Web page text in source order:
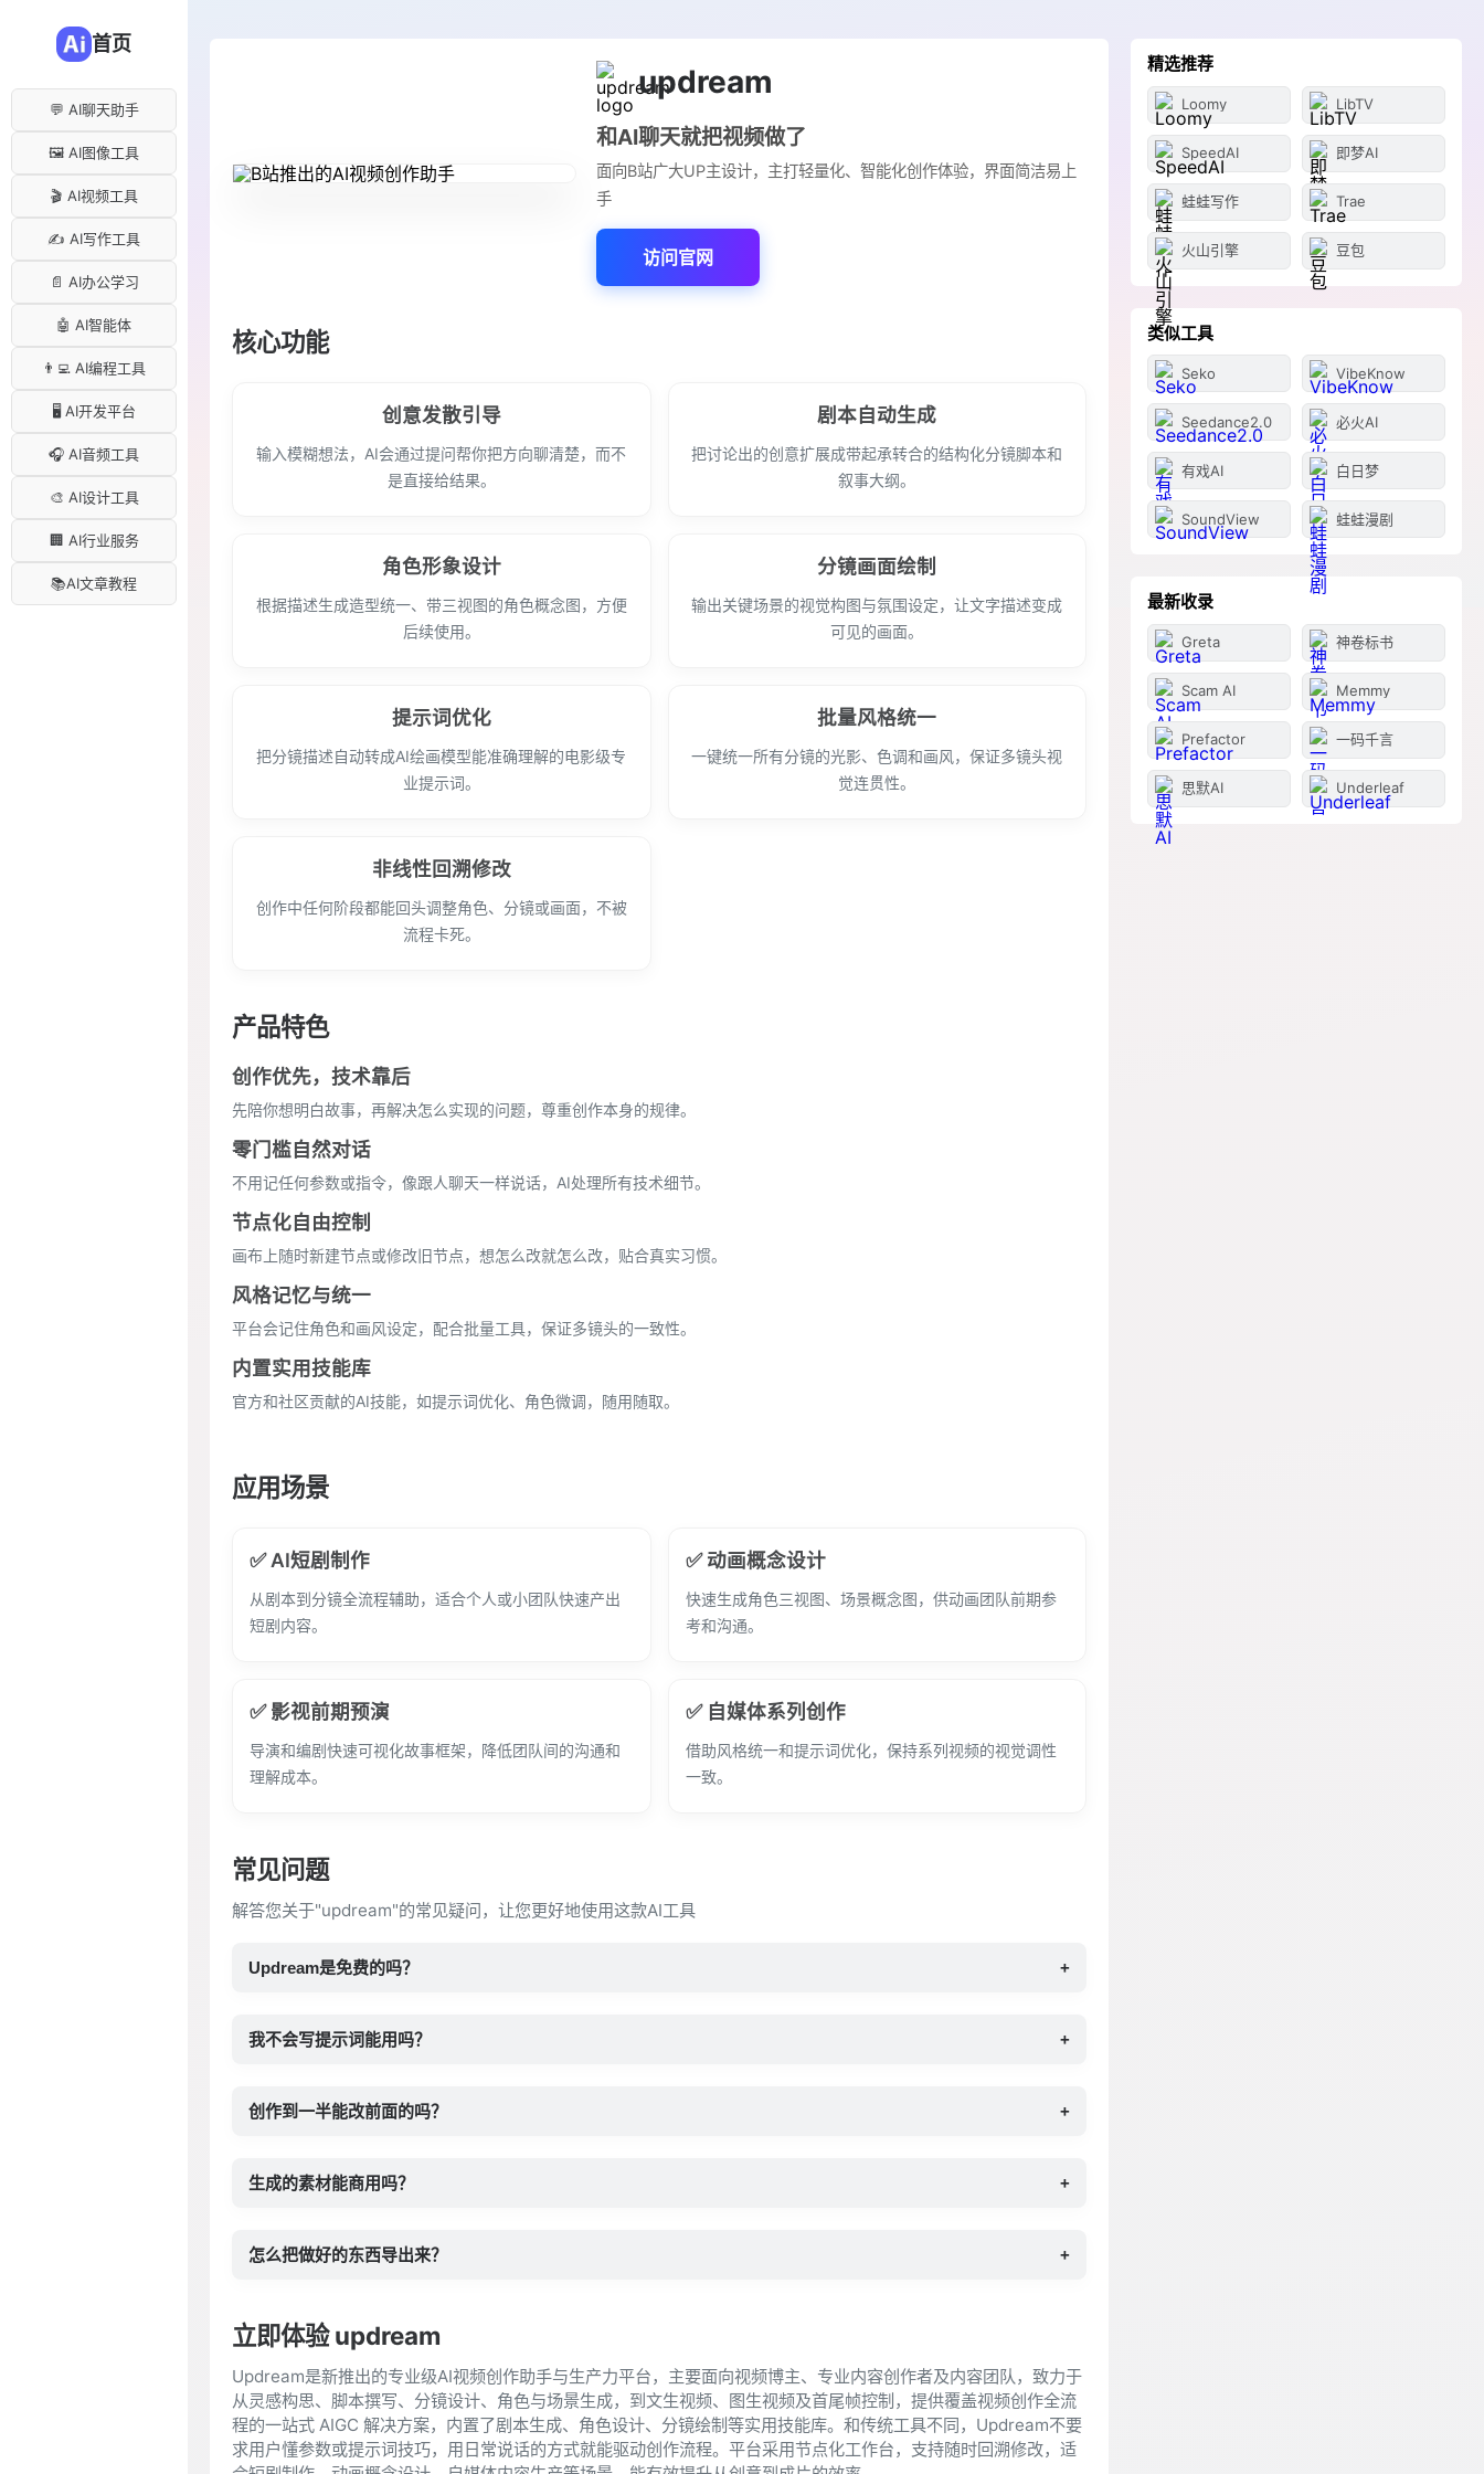
首页
💬 AI聊天助手
🖼️ AI图像工具
🎬 AI视频工具
✍️ AI写作工具
📄 AI办公学习
🤖 AI智能体
👨‍💻 AI编程工具
🖥️ AI开发平台
🎧 AI音频工具
🎨 AI设计工具
🏢 AI行业服务
📚AI文章教程
updream
和AI聊天就把视频做了
面向B站广大UP主设计，主打轻量化、智能化创作体验，界面简洁易上
手
访问官网
核心功能
创意发散引导
输入模糊想法，AI会通过提问帮你把方向聊清楚，而不
是直接给结果。
剧本自动生成
把讨论出的创意扩展成带起承转合的结构化分镜脚本和
叙事大纲。
角色形象设计
根据描述生成造型统一、带三视图的角色概念图，方便
后续使用。
分镜画面绘制
输出关键场景的视觉构图与氛围设定，让文字描述变成
可见的画面。
提示词优化
把分镜描述自动转成AI绘画模型能准确理解的电影级专
业提示词。
批量风格统一
一键统一所有分镜的光影、色调和画风，保证多镜头视
觉连贯性。
非线性回溯修改
创作中任何阶段都能回头调整角色、分镜或画面，不被
流程卡死。
产品特色
创作优先，技术靠后
先陪你想明白故事，再解决怎么实现的问题，尊重创作本身的规律。
零门槛自然对话
不用记任何参数或指令，像跟人聊天一样说话，AI处理所有技术细节。
节点化自由控制
画布上随时新建节点或修改旧节点，想怎么改就怎么改，贴合真实习惯。
风格记忆与统一
平台会记住角色和画风设定，配合批量工具，保证多镜头的一致性。
内置实用技能库
官方和社区贡献的AI技能，如提示词优化、角色微调，随用随取。
应用场景
✅ AI短剧制作
从剧本到分镜全流程辅助，适合个人或小团队快速产出
短剧内容。
✅ 动画概念设计
快速生成角色三视图、场景概念图，供动画团队前期参
考和沟通。
✅ 影视前期预演
导演和编剧快速可视化故事框架，降低团队间的沟通和
理解成本。
✅ 自媒体系列创作
借助风格统一和提示词优化，保持系列视频的视觉调性
一致。
常见问题
解答您关于"updream"的常见疑问，让您更好地使用这款AI工具
Updream是免费的吗？ +
我不会写提示词能用吗？ +
创作到一半能改前面的吗？ +
生成的素材能商用吗？ +
怎么把做好的东西导出来？ +
立即体验 updream
Updream是新推出的专业级AI视频创作助手与生产力平台，主要面向视频博主、专业内容创作者及内容团队，致力于
从灵感构思、脚本撰写、分镜设计、角色与场景生成，到文生视频、图生视频及首尾帧控制，提供覆盖视频创作全流
程的一站式 AIGC 解决方案，内置了剧本生成、角色设计、分镜绘制等实用技能库。和传统工具不同，Updream不要
求用户懂参数或提示词技巧，用日常说话的方式就能驱动创作流程。平台采用节点化工作台，支持随时回溯修改，适
精选推荐
Loomy LibTV
SpeedAI 即梦AI
蛙蛙写作 Trae
火山引擎 豆包
类似工具
Seko VibeKnow
Seedance2.0 必火AI
有戏AI 白日梦
SoundView 蛙蛙漫剧
最新收录
Greta 神卷标书
Scam AI Memmy
Prefactor 一码千言
思默AI Underleaf